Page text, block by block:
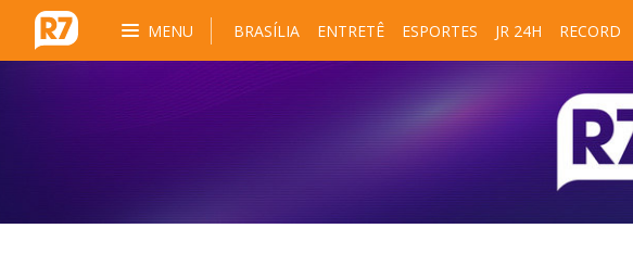
MENU BRASÍLIA ENTRETÊ ESPORTES JR 24H RECORD